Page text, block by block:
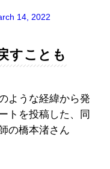
14, 2022
すことも
ような経緯から発
トを投稿した、同
の橋本渚さん